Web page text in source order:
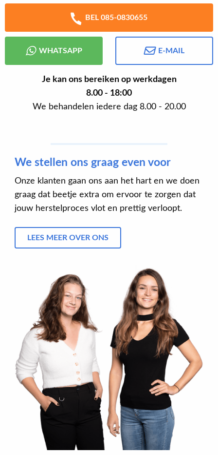
BEL 085-0830655
WHATSAPP E-MAIL
Je kan ons bereiken op werkdagen
8.00 - 18:00
We behandelen iedere dag 8.00 - 20.00
We stellen ons graag even voor
Onze klanten gaan ons aan het hart en we doen
graag dat beetje extra om ervoor te zorgen dat
jouw herstelproces vlot en prettig verloopt.
LEES MEER OVER ONS